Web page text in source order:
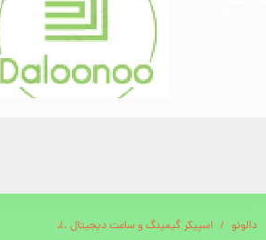
دالونو اسپیکر گیمینگ و ساعت دیجیتال